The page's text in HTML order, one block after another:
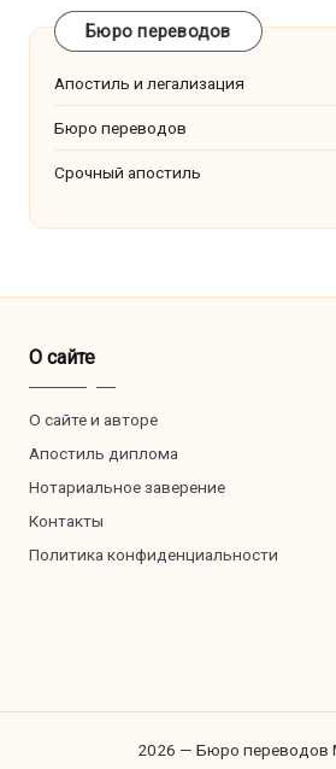
Бюро переводов
Апостиль и легализация
Бюро переводов
Срочный апостиль
О сайте
О сайте и авторе
Апостиль диплома
Нотариальное заверение
Контакты
Политика конфиденциальности
2026 — Бюро